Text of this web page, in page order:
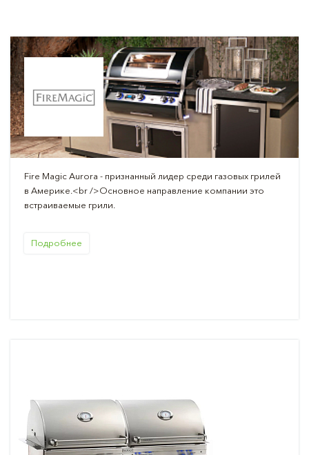
Fire Magic Aurora - признанный лидер среди газовых грилей
в Америке.<br />Основное направление компании это
встраиваемые грили.
Подробнее